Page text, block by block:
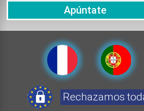
Apúntate
Rechazamos